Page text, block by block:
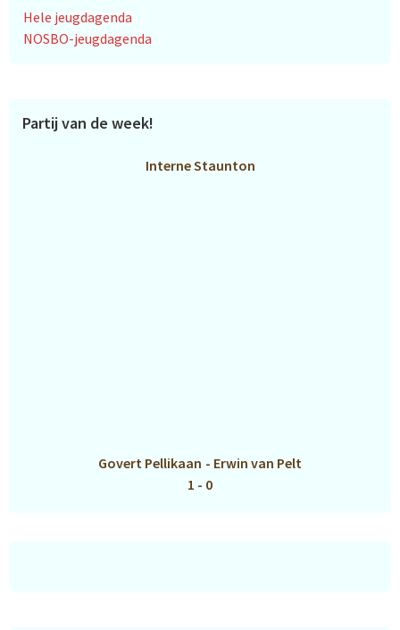
Hele jeugdagenda
NOSBO-jeugdagenda
Partij van de week!
Interne Staunton
Govert Pellikaan - Erwin van Pelt
1 - 0